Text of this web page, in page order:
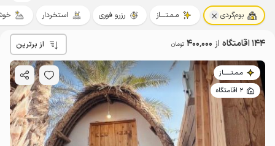
بوم‌گردی مـمـتــــاز رزرو فوری استخردار
144 اقامتگاه از 400٬000 تومان از برترین
مـمـتــــــاز
2 اقامتگاه